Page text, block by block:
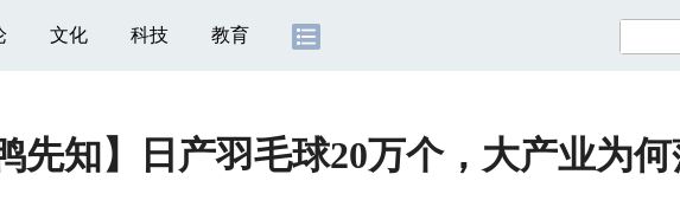
文化 科技 教育
先知】日产羽毛球20万个，大产业为何